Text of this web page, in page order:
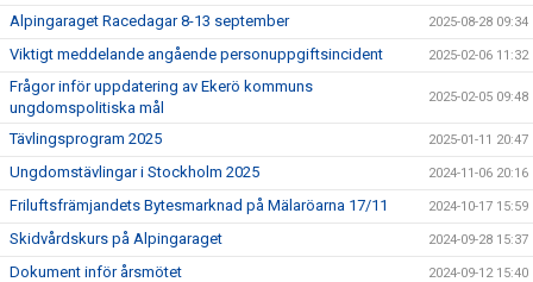
Alpingaraget Racedagar 8-13 september 2025-08-28 09:34
Viktigt meddelande angående personuppgiftsincident 2025-02-06 11:32
Frågor inför uppdatering av Ekerö kommuns
ungdomspolitiska mål
2025-02-05 09:48
Tävlingsprogram 2025 2025-01-11 20:47
Ungdomstävlingar i Stockholm 2025 2024-11-06 20:16
Friluftsfrämjandets Bytesmarknad på Mälaröarna 17/11 2024-10-17 15:59
Skidvårdskurs på Alpingaraget 2024-09-28 15:37
Dokument inför årsmötet 2024-09-12 15:40